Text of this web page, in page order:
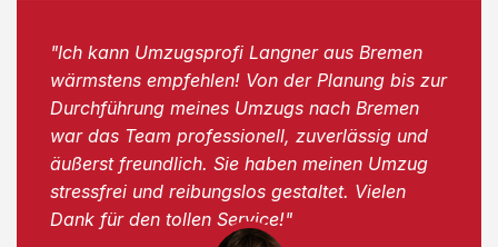
"Ich kann Umzugsprofi Langner aus Bremen
wärmstens empfehlen! Von der Planung bis zur
Durchführung meines Umzugs nach Bremen
war das Team professionell, zuverlässig und
äußerst freundlich. Sie haben meinen Umzug
stressfrei und reibungslos gestaltet. Vielen
Dank für den tollen Service!"